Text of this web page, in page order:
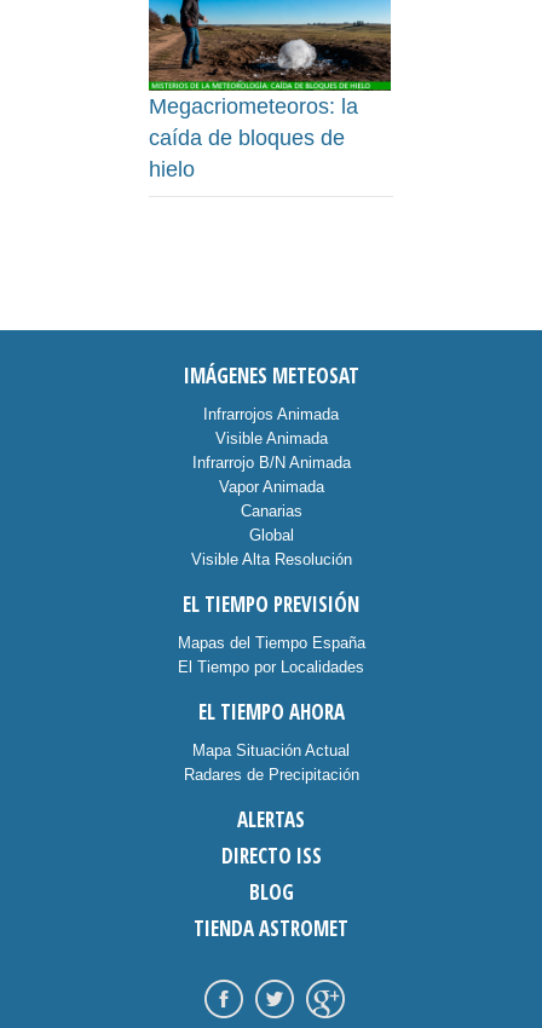
Megacriometeoros: la
caída de bloques de
hielo
IMÁGENES METEOSAT
Infrarrojos Animada
Visible Animada
Infrarrojo B/N Animada
Vapor Animada
Canarias
Global
Visible Alta Resolución
EL TIEMPO PREVISIÓN
Mapas del Tiempo España
El Tiempo por Localidades
EL TIEMPO AHORA
Mapa Situación Actual
Radares de Precipitación
ALERTAS
DIRECTO ISS
BLOG
TIENDA ASTROMET